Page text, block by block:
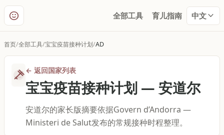
全部工具 育儿指南 中文
首页 全部工具 宝宝疫苗接种计划 AD
←返回国家列表
宝宝疫苗接种计划 — 安道尔
安道尔的家长版摘要依据Govern d’Andorra —
Ministeri de Salut发布的常规接种时程整理。